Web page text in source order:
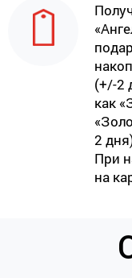
(+/-2
как
2
При
на